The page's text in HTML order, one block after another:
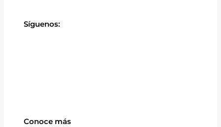
Síguenos:
Conoce más